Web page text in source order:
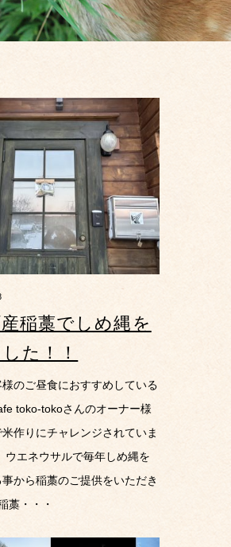
稲藁でしめ縄を
た！！
のご昼食におすすめしている
toko-tokoさんのオーナー様
作りにチャレンジされていま
ウエネウサルで毎年しめ縄を
から稲藁のご提供をいただき
藁・・・